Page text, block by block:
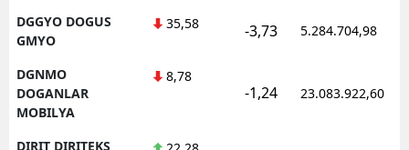
DGGYO DOGUS
GMYO
35,58 -3,73 5.284.704,98
DGNMO
DOGANLAR
MOBILYA
8,78
-1,24 23.083.922,60
DIRIT DIRITEKS